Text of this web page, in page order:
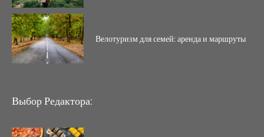
Велотуризм для семей: аренда и маршруты
Выбор Редактора: